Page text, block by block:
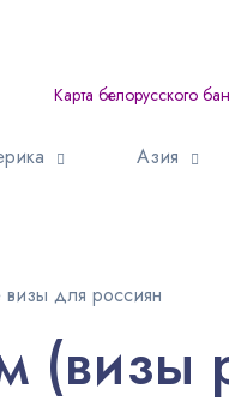
Карта белорусского
Азия
визы для россиян
(визы